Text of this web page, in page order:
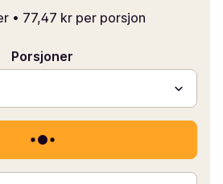
• 77,47 kr per porsjon
Porsjoner